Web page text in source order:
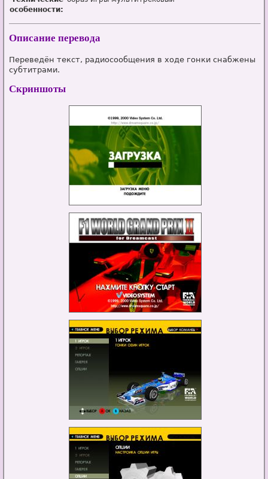
особенности:
Описание перевода
Переведён текст, радиосообщения в ходе гонки снабжены
субтитрами.
Скриншоты